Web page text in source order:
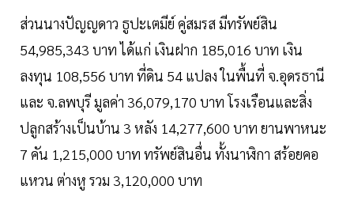
ส่วนนางปัญญดาว ธูปะเตมีย์ คู่สมรส มีทรัพย์สิน
54,985,343 บาท ได้แก่ เงินฝาก 185,016 บาท เงิน
ลงทุน 108,556 บาท ที่ดิน 54 แปลง ในพื้นที่ จ.อุดรธานี
และ จ.ลพบุรี มูลค่า 36,079,170 บาท โรงเรือนและสิ่ง
ปลูกสร้างเป็นบ้าน 3 หลัง 14,277,600 บาท ยานพาหนะ
7 คัน 1,215,000 บาท ทรัพย์สินอื่น ทั้งนาฬิกา สร้อยคอ
แหวน ต่างหู รวม 3,120,000 บาท